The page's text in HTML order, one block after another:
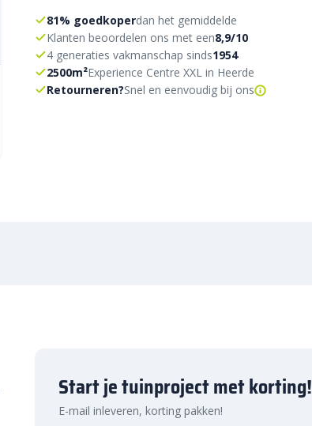
81% goedkoperdan het gemiddelde
Klanten beoordelen ons met een8,9/10
4 generaties vakmanschap sinds1954
2500m²Experience Centre XXL in Heerde
Retourneren?Snel en eenvoudig bij ons
Start je tuinproject met korting!
E-mail inleveren, korting pakken!